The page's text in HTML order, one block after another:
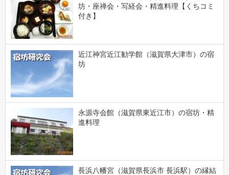
坊・座禅会・写経会・精進料理【くちコミ
付き】
近江神宮近江勧学館（滋賀県大津市）の宿
坊
永源寺会館（滋賀県東近江市）の宿坊・精
進料理
長浜八幡宮（滋賀県長浜市 長浜駅）の縁結